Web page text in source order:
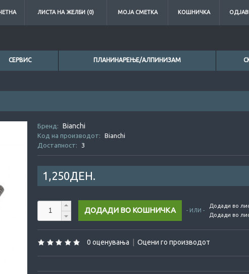
ЛИСТА НА ЖЕЛБИ (0) МОЈА СМЕТКА КОШНИЧКА
СЕРВИС ПЛАНИНАРЕЊЕ/АЛПИНИЗАМ
Бренд: Bianchi
Код на производот:
Bianchi
Достапност:
3
1,250ДЕН.
- ИЛИ -
Додади во
Додади во
0 оценувања Оцени го производот